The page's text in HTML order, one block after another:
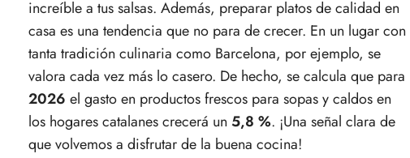
increíble a tus salsas. Además, preparar platos de calidad en
casa es una tendencia que no para de crecer. En un lugar con
tanta tradición culinaria como Barcelona, por ejemplo, se
valora cada vez más lo casero. De hecho, se calcula que para
2026 el gasto en productos frescos para sopas y caldos en
los hogares catalanes crecerá un 5,8 %. ¡Una señal clara de
que volvemos a disfrutar de la buena cocina!